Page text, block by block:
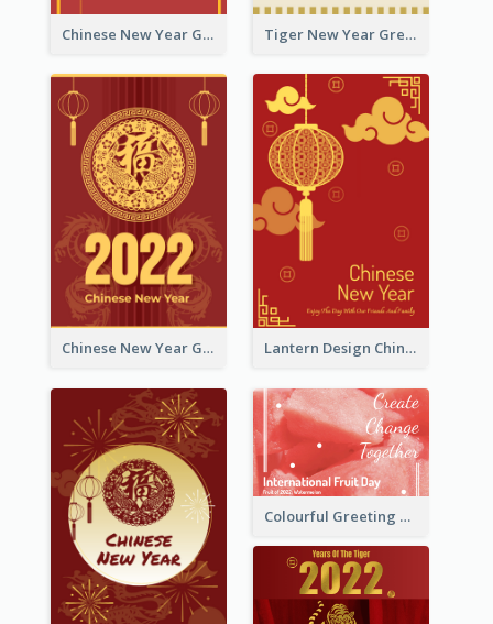
Chinese New Year Greeting Card With Graphic Decorations Tiger New Year Greeting Card With Decorations
Chinese New Year Greeting Card With Dragon Decorations Lantern Design Chinese New Year Greeting Card
Colourful Greeting Card For International Fruit Day 2021